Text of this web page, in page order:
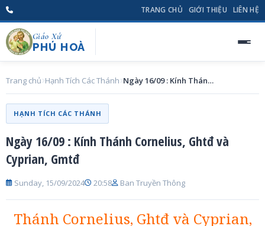
TRANG CHỦ GIỚI THIỆU LIÊN HỆ
Giáo Xứ
PHÚ HOÀ
Trang chủ Hạnh Tích Các Thánh Ngày 16/09 : Kính Thánh Cornelius, Ghtđ và Cyprian, Gmtđ
HẠNH TÍCH CÁC THÁNH
Ngày 16/09 : Kính Thánh Cornelius, Ghtđ và
Cyprian, Gmtđ
Sunday, 15/09/2024 20:58 Ban Truyền Thông
Thánh Cornelius, Ghtđ và Cyprian,